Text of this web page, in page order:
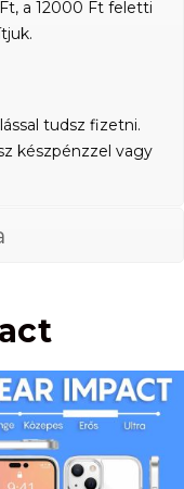
a 12000 Ft feletti
tudsz fizetni.
készpénzzel vagy